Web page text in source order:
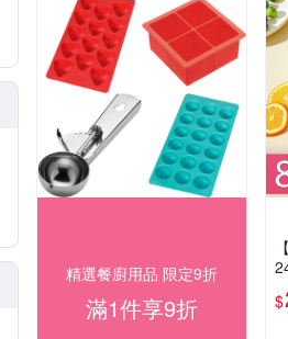
精選餐廚用品 限定9折
滿1件享9折 $